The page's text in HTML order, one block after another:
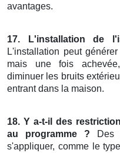
avantages.
17. L'installation de
L'installation peut
mais une fois
diminuer les bruits
entrant dans la maison.
18. Y a-t-il des
au programme ? Des
s'appliquer, comme le